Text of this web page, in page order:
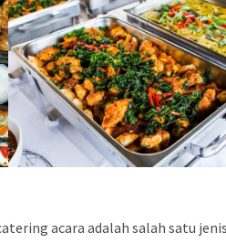
acara adalah salah satu